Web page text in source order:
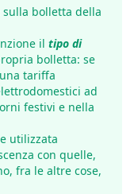
bolletta della
il tipo di
bolletta: se
tariffa
ad
festivi e nella
utilizzata
con quelle,
fra le altre cose,